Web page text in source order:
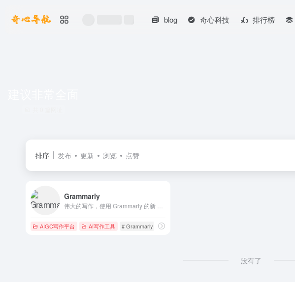
blog 奇心科技 排行榜
排序 发布 更新 浏览 点赞
Grammarly
AIGC写作平台 AI写作工具 # Grammarly # 多语法
没有了